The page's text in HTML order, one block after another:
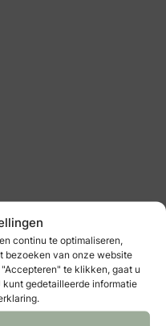
continu te optimaliseren,
bezoeken van onze website
te klikken, gaat u
gedetailleerde informatie